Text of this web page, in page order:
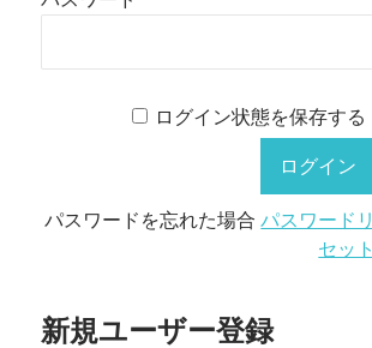
ログイン状態を保存する
パスワードを忘れた場合パスワードリ
セット
新規ユーザー登録